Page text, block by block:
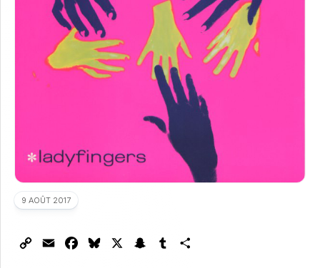
9 AOÛT 2017
Copy Email FacebookBluesky Snapchat
Tumblr